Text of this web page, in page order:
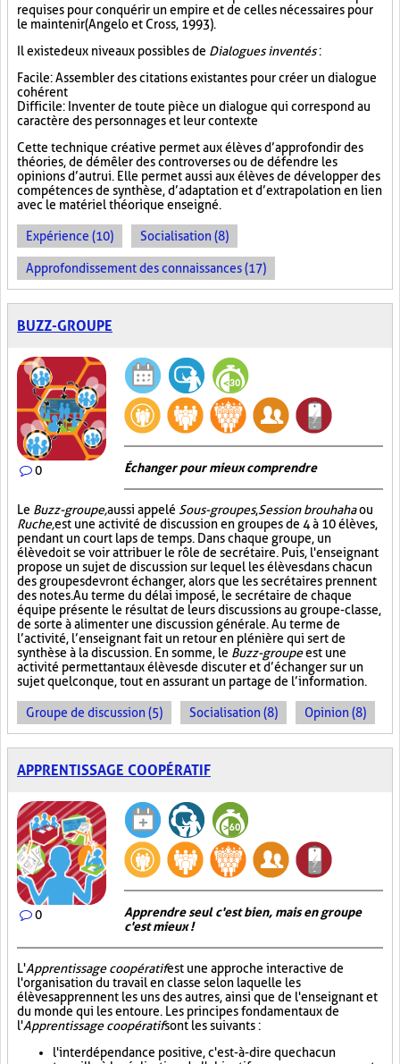
requises pour conquérir un empire et de celles nécessaires pour
le maintenir (Angelo et Cross, 1993).
Il existe deux niveaux possibles de Dialogues inventés:
Facile : Assembler des citations existantes pour créer un dialogue
cohérent
Difficile : Inventer de toute pièce un dialogue qui correspond au
caractère des personnages et leur contexte
Cette technique créative permet aux élèves d’approfondir des
théories, de démêler des controverses ou de défendre les
opinions d’autrui. Elle permet aussi aux élèves de développer des
compétences de synthèse, d’adaptation et d’extrapolation en lien
avec le matériel théorique enseigné.
Expérience (10) Socialisation (8)
Approfondissement des connaissances (17)
BUZZ-GROUPE
0 Échanger pour mieux comprendre
Le Buzz-groupe,aussi appelé Sous-groupes,Session brouhahaou
Ruche,est une activité de discussion en groupes de 4 à 10 élèves,
pendant un court laps de temps. Dans chaque groupe, un
élève doit se voir attribuer le rôle de secrétaire. Puis, l'enseignant
propose un sujet de discussion sur lequel les élèves dans chacun
des groupes devront échanger, alors que les secrétaires prennent
des notes. Au terme du délai imposé, le secrétaire de chaque
équipe présente le résultat de leurs discussions au groupe-classe,
de sorte à alimenter une discussion générale. Au terme de
l’activité, l’enseignant fait un retour en plénière qui sert de
synthèse à la discussion. En somme, le Buzz-groupeest une
activité permettant aux élèves de discuter et d’échanger sur un
sujet quelconque, tout en assurant un partage de l’information.
Groupe de discussion (5) Socialisation (8) Opinion (8)
APPRENTISSAGE COOPÉRATIF
0
Apprendre seul c'est bien, mais en groupe
c'est mieux !
L'Apprentissage coopératifest une approche interactive de
l'organisation du travail en classe selon laquelle les
élèves apprennent les uns des autres, ainsi que de l'enseignant et
du monde qui les entoure. Les principes fondamentaux de
l'Apprentissage coopératifsont les suivants :
l'interdépendance positive, c'est-à-dire que chacun